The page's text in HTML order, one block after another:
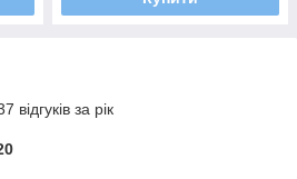
відгуків за рік